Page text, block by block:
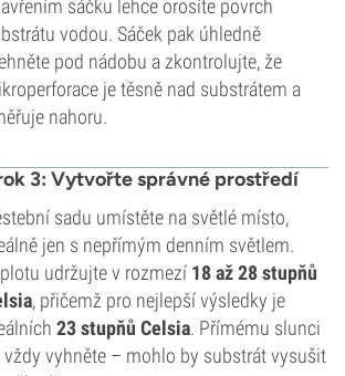
sáčku lehce orosíte povrch
vodou. Sáček pak úhledně
pod nádobu a zkontrolujte, že
je těsně nad substrátem a
nahoru.
3: Vytvořte správné prostředí
sadu umístěte na světlé místo,
jen s nepřímým denním světlem.
udržujte v rozmezí 18 až 28 stupňů
, přičemž pro nejlepší výsledky je
23 stupňů Celsia. Přímému slunci
vždy vyhněte – mohlo by substrát vysušit